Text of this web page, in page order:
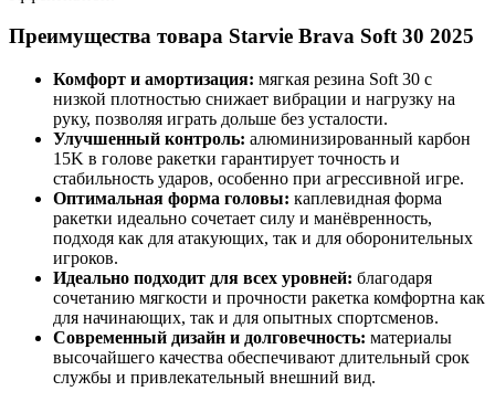
Преимущества товара Starvie Brava Soft 30 2025
Комфорт и амортизация: мягкая резина Soft 30 с
низкой плотностью снижает вибрации и нагрузку на
руку, позволяя играть дольше без усталости.
Улучшенный контроль: алюминизированный карбон
15K в голове ракетки гарантирует точность и
стабильность ударов, особенно при агрессивной игре.
Оптимальная форма головы: каплевидная форма
ракетки идеально сочетает силу и манёвренность,
подходя как для атакующих, так и для оборонительных
игроков.
Идеально подходит для всех уровней: благодаря
сочетанию мягкости и прочности ракетка комфортна как
для начинающих, так и для опытных спортсменов.
Современный дизайн и долговечность: материалы
высочайшего качества обеспечивают длительный срок
службы и привлекательный внешний вид.